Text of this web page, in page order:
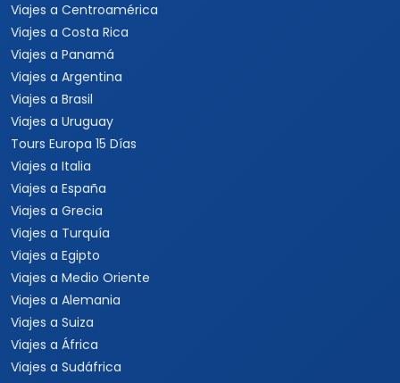
Viajes a Centroamérica
Viajes a Costa Rica
Viajes a Panamá
Viajes a Argentina
Viajes a Brasil
Viajes a Uruguay
Tours Europa 15 Días
Viajes a Italia
Viajes a España
Viajes a Grecia
Viajes a Turquía
Viajes a Egipto
Viajes a Medio Oriente
Viajes a Alemania
Viajes a Suiza
Viajes a África
Viajes a Sudáfrica